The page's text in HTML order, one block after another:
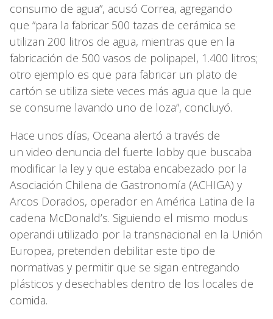
consumo de agua”, acusó Correa, agregando
que “para la fabricar 500 tazas de cerámica se
utilizan 200 litros de agua, mientras que en la
fabricación de 500 vasos de polipapel, 1.400 litros;
otro ejemplo es que para fabricar un plato de
cartón se utiliza siete veces más agua que la que
se consume lavando uno de loza”, concluyó.
Hace unos días, Oceana alertó a través de
un video denuncia del fuerte lobby que buscaba
modificar la ley y que estaba encabezado por la
Asociación Chilena de Gastronomía (ACHIGA) y
Arcos Dorados, operador en América Latina de la
cadena McDonald’s. Siguiendo el mismo modus
operandi utilizado por la transnacional en la Unión
Europea, pretenden debilitar este tipo de
normativas y permitir que se sigan entregando
plásticos y desechables dentro de los locales de
comida.